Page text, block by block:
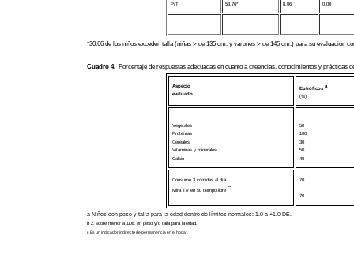
P/T 53.76* 8.06 0.00
*30.66 de los niños exceden talla (niñas > de 135 cm. y varones > de 145 cm.) para su evaluación
Cuadro 4. Porcentaje de respuestas adecuadas en cuanto a creencias, conocimientos y
Aspecto
evaluado
Eutróficos a
(%)
Vegetales
Proteínas
Cereales
Vitaminas y minerales
Calcio
50
100
30
50
40
Consume 3 comidas al día.
Mira TV en su tiempo libre C
70
70
a Niños con peso y talla para la edad dentro de límites normales:-1.0 a +1.0 DE.
b Z score menor a 1DE en peso y/o talla para la edad.
c Es un indicador indirecto de permanencia en el hogar.